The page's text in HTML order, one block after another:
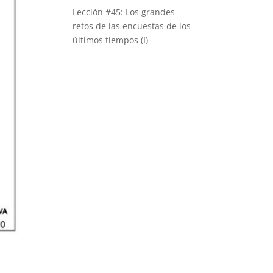
Lección #45: Los grandes
retos de las encuestas de los
últimos tiempos (I)